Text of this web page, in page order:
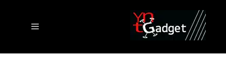
Menu